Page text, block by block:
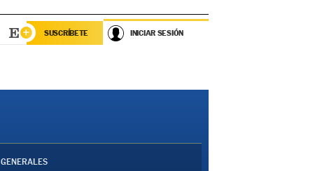
SUSCRÍBETE INICIAR SESIÓN
GENERALES